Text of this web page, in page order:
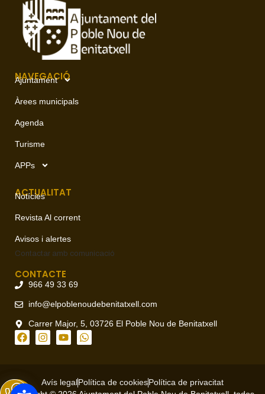
NAVEGACIÓ
Ajuntament
Àrees municipals
Agenda
Turisme
APPs
ACTUALITAT
Notícies
Revista Al corrent
Avisos i alertes
Contactar amb comunicació
CONTACTE
966 49 33 69
info@elpoblenoudebenitatxell.com
Carrer Major, 5, 03726 El Poble Nou de Benitatxell
Avís legalPolítica de cookiesPolítica de privacitat